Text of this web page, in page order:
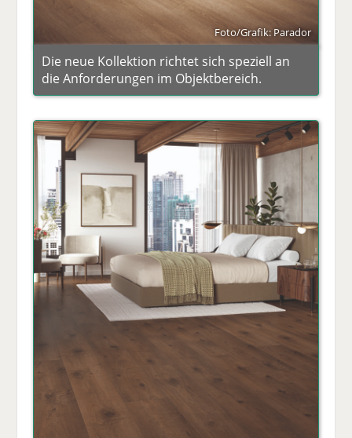
Foto/Grafik: Parador
Die neue Kollektion richtet sich speziell an
die Anforderungen im Objektbereich.